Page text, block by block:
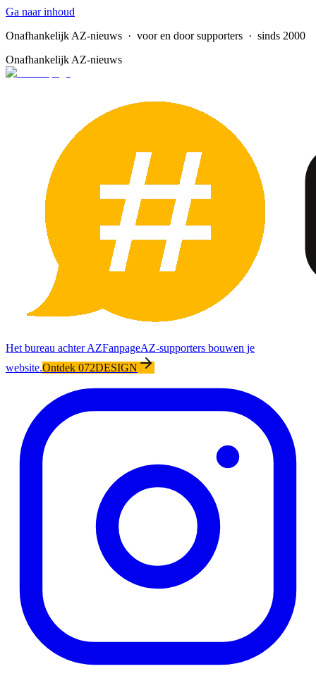
Ga naar inhoud
Onafhankelijk AZ-nieuws · voor en door supporters · sinds 2000
Onafhankelijk AZ-nieuws
Het bureau achter AZFanpageAZ-supporters bouwen je
website.Ontdek 072DESIGN